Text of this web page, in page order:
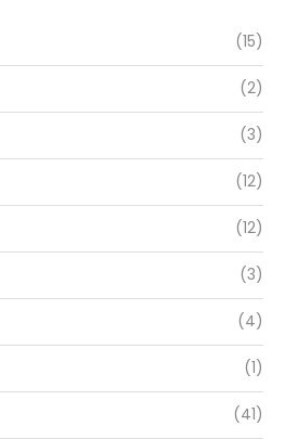
(15)
(2)
(3)
(12)
(12)
(3)
(4)
(1)
(41)